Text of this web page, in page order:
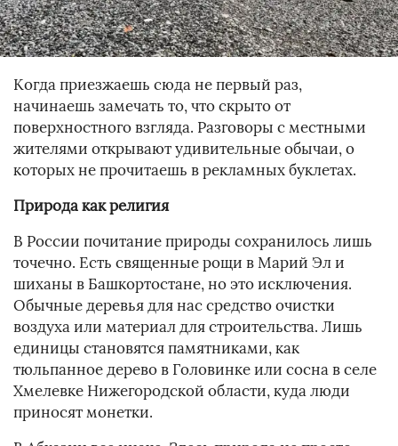
Когда приезжаешь сюда не первый раз,
начинаешь замечать то, что скрыто от
поверхностного взгляда. Разговоры с местными
жителями открывают удивительные обычаи, о
которых не прочитаешь в рекламных буклетах.
Природа как религия
В России почитание природы сохранилось лишь
точечно. Есть священные рощи в Марий Эл и
шиханы в Башкортостане, но это исключения.
Обычные деревья для нас средство очистки
воздуха или материал для строительства. Лишь
единицы становятся памятниками, как
тюльпанное дерево в Головинке или сосна в селе
Хмелевке Нижегородской области, куда люди
приносят монетки.